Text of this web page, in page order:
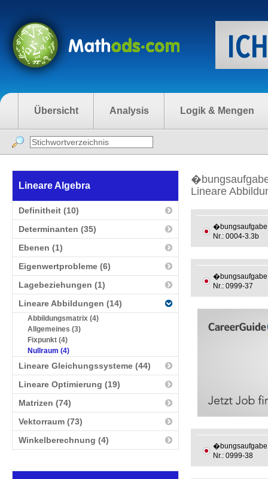
Übersicht Analysis Logik & Mengen
Lineare Algebra
Definitheit (10)
Determinanten (35)
Ebenen (1)
Eigenwertprobleme (6)
Lagebeziehungen (1)
Lineare Abbildungen (14)
Abbildungsmatrix (4)
Allgemeines (3)
Fixpunkt (4)
Nullraum (4)
Lineare Gleichungssysteme (44)
Lineare Optimierung (19)
Matrizen (74)
Vektorraum (73)
Winkelberechnung (4)
Lineare
�bungsaufgabe
Nr.: 0004-3.3b
�bungsaufgabe
Nr.: 0999-37
�bungsaufgabe
Nr.: 0999-38